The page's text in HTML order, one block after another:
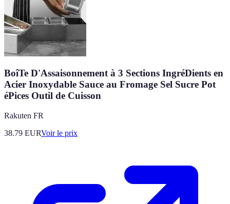
BoîTe D'Assaisonnement à 3 Sections IngréDients en
Acier Inoxydable Sauce au Fromage Sel Sucre Pot
éPices Outil de Cuisson
Rakuten FR
38.79 EURVoir le prix